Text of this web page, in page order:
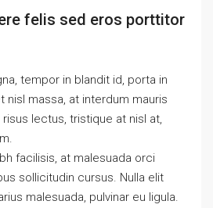
felis sed eros porttitor
tempor in blandit id, porta in
nisl massa, at interdum mauris
lectus, tristique at nisl at,
facilisis, at malesuada orci
sollicitudin cursus. Nulla elit
malesuada, pulvinar eu ligula.